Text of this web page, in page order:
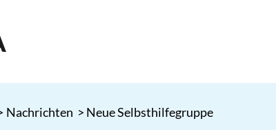
Nachrichten > Neue Selbsthilfegruppe